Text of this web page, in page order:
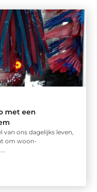
met een
van ons dagelijks leven,
om woon-